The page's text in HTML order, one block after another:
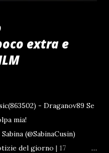
extra e
- Draganov89 Se
mia!
(@SabinaCusin)
del giorno | 17